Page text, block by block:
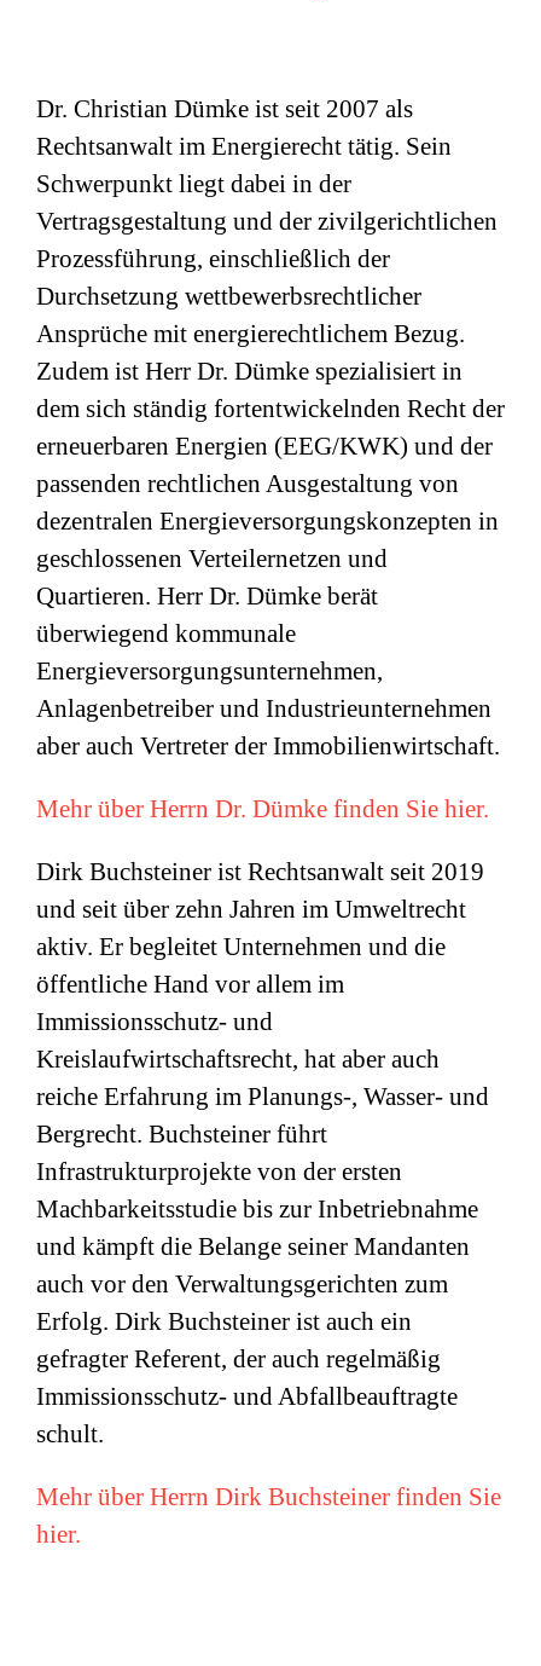
Dr. Christian Dümke ist seit 2007 als
Rechtsanwalt im Energierecht tätig. Sein
Schwerpunkt liegt dabei in der
Vertragsgestaltung und der zivilgerichtlichen
Prozessführung, einschließlich der
Durchsetzung wettbewerbsrechtlicher
Ansprüche mit energierechtlichem Bezug.
Zudem ist Herr Dr. Dümke spezialisiert in
dem sich ständig fortentwickelnden Recht der
erneuerbaren Energien (EEG/KWK) und der
passenden rechtlichen Ausgestaltung von
dezentralen Energieversorgungskonzepten in
geschlossenen Verteilernetzen und
Quartieren. Herr Dr. Dümke berät
überwiegend kommunale
Energieversorgungsunternehmen,
Anlagenbetreiber und Industrieunternehmen
aber auch Vertreter der Immobilienwirtschaft.
Mehr über Herrn Dr. Dümke finden Sie hier.
Dirk Buchsteiner ist Rechtsanwalt seit 2019
und seit über zehn Jahren im Umweltrecht
aktiv. Er begleitet Unternehmen und die
öffentliche Hand vor allem im
Immissionsschutz- und
Kreislaufwirtschaftsrecht, hat aber auch
reiche Erfahrung im Planungs-, Wasser- und
Bergrecht. Buchsteiner führt
Infrastrukturprojekte von der ersten
Machbarkeitsstudie bis zur Inbetriebnahme
und kämpft die Belange seiner Mandanten
auch vor den Verwaltungsgerichten zum
Erfolg. Dirk Buchsteiner ist auch ein
gefragter Referent, der auch regelmäßig
Immissionsschutz- und Abfallbeauftragte
schult.
Mehr über Herrn Dirk Buchsteiner finden Sie
hier.